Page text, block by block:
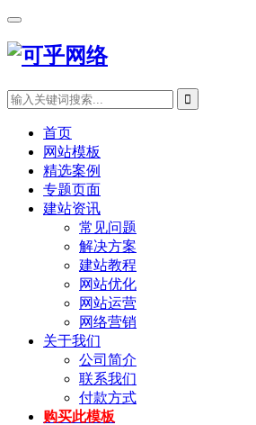
首页
网站模板
精选案例
专题页面
建站资讯
常见问题
解决方案
建站教程
网站优化
网站运营
网络营销
关于我们
公司简介
联系我们
付款方式
购买此模板